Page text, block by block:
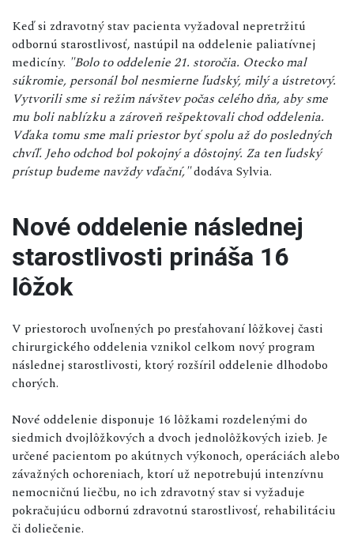
Keď si zdravotný stav pacienta vyžadoval nepretržitú
odbornú starostlivosť, nastúpil na oddelenie paliatívnej
medicíny. "Bolo to oddelenie 21. storočia. Otecko mal
súkromie, personál bol nesmierne ľudský, milý a ústretový.
Vytvorili sme si režim návštev počas celého dňa, aby sme
mu boli nablízku a zároveň rešpektovali chod oddelenia.
Vďaka tomu sme mali priestor byť spolu až do posledných
chvíľ. Jeho odchod bol pokojný a dôstojný. Za ten ľudský
prístup budeme navždy vďační,"dodáva Sylvia.
Nové oddelenie následnej
starostlivosti prináša 16
lôžok
V priestoroch uvoľnených po presťahovaní lôžkovej časti
chirurgického oddelenia vznikol celkom nový program
následnej starostlivosti, ktorý rozšíril oddelenie dlhodobo
chorých.
Nové oddelenie disponuje 16 lôžkami rozdelenými do
siedmich dvojlôžkových a dvoch jednolôžkových izieb. Je
určené pacientom po akútnych výkonoch, operáciách alebo
závažných ochoreniach, ktorí už nepotrebujú intenzívnu
nemocničnú liečbu, no ich zdravotný stav si vyžaduje
pokračujúcu odbornú zdravotnú starostlivosť, rehabilitáciu
či doliečenie.